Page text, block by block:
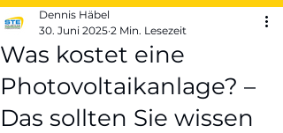
Was kostet eine
Photovoltaikanlage? –
Das sollten Sie wissen
Dennis Häbel
30. Juni 2025 2 Min. Lesezeit